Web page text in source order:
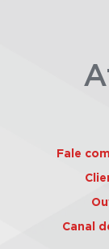
Fale
Canal